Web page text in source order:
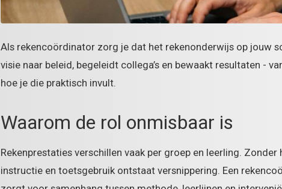
Als rekencoördinator zorg je dat het rekenonderwijs op jouw
visie naar beleid, begeleidt collega’s en bewaakt resultaten -
hoe je die praktisch invult.
Waarom de rol onmisbaar is
Rekenprestaties verschillen vaak per groep en leerling.
instructie en toetsgebruik ontstaat versnippering. Een